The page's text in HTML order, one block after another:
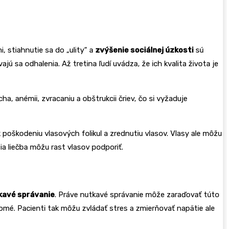
stiahnutie sa do „ulity“ a zvýšenie sociálnej úzkosti sú
sa odhalenia. Až tretina ľudí uvádza, že ich kvalita života je
anémii, zvracaniu a obštrukcii čriev, čo si vyžaduje
vlasových folikul a zrednutiu vlasov. Vlasy ale môžu
liečba môžu rast vlasov podporiť.
správanie. Práve nutkavé správanie môže zaraďovať túto
Pacienti tak môžu zvládať stres a zmierňovať napätie ale